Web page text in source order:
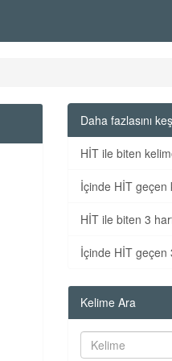
Daha fazlasını
HİT ile biten
İçinde HİT geçen
HİT ile biten 3
İçinde HİT geçen
Kelime Ara